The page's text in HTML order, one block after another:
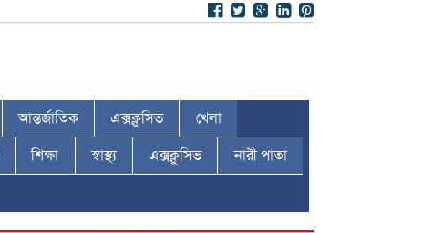
আন্তর্জাতিক এক্সক্লুসিভ খেলা
শিক্ষা স্বাস্থ্য এক্সক্লুসিভ নারী পাতা